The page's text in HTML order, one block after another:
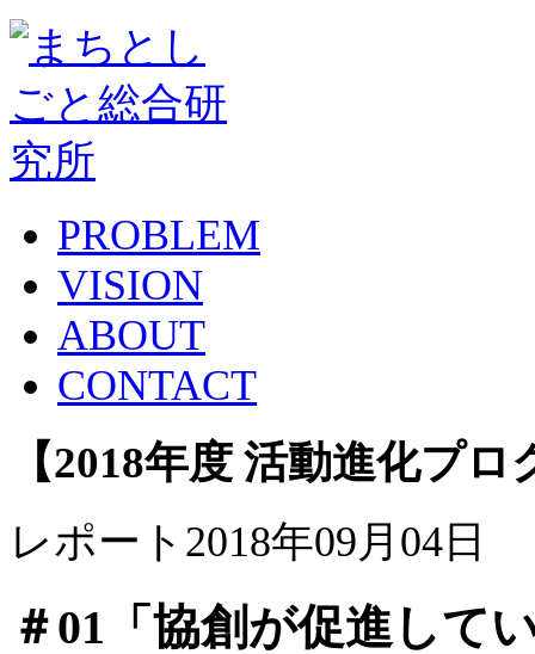
PROBLEM
VISION
ABOUT
CONTACT
【2018年度 活動進化プ
レポート 2018年09月04日
＃01「協創が促進して